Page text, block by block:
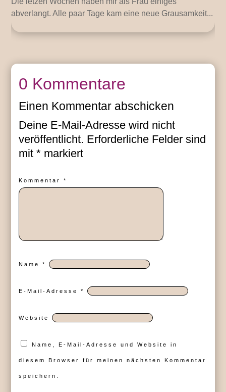
abverlangt. Alle paar Tage kam eine neue Grausamkeit...
0 Kommentare
Einen Kommentar abschicken
Deine E-Mail-Adresse wird nicht
veröffentlicht. Erforderliche Felder sind
mit* markiert
Kommentar*
Name*
E-Mail-Adresse*
Website
Name, E-Mail-Adresse und Website in
diesem Browser für meinen nächsten Kommentar
speichern.